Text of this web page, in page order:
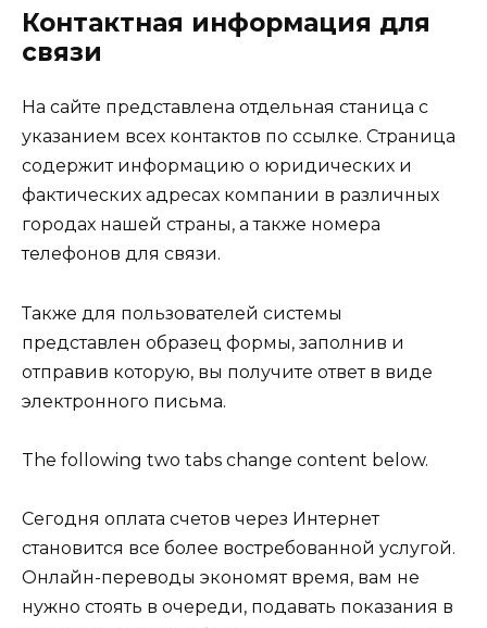
Контактная информация для
связи
На сайте представлена отдельная станица с
указанием всех контактов по ссылке. Страница
содержит информацию о юридических и
фактических адресах компании в различных
городах нашей страны, а также номера
телефонов для связи.
Также для пользователей системы
представлен образец формы, заполнив и
отправив которую, вы получите ответ в виде
электронного письма.
The following two tabs change content below.
Сегодня оплата счетов через Интернет
становится все более востребованной услугой.
Онлайн-переводы экономят время, вам не
нужно стоять в очереди, подавать показания в